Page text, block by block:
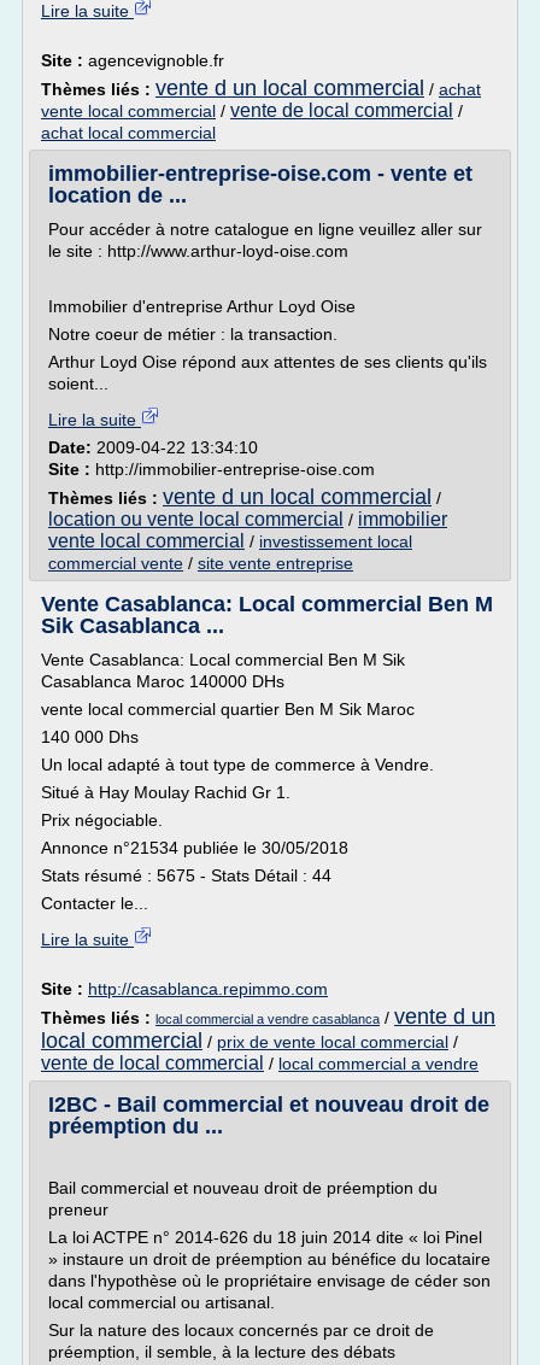
Lire la suite
Site : agencevignoble.fr
Thèmes liés : vente d un local commercial / achat
vente local commercial / vente de local commercial /
achat local commercial
immobilier-entreprise-oise.com - vente et
location de ...
Pour accéder à notre catalogue en ligne veuillez aller sur
le site : http://www.arthur-loyd-oise.com
Immobilier d'entreprise Arthur Loyd Oise
Notre coeur de métier : la transaction.
Arthur Loyd Oise répond aux attentes de ses clients qu'ils
soient...
Lire la suite
Date: 2009-04-22 13:34:10
Site : http://immobilier-entreprise-oise.com
Thèmes liés : vente d un local commercial /
location ou vente local commercial / immobilier
vente local commercial / investissement local
commercial vente / site vente entreprise
Vente Casablanca: Local commercial Ben M
Sik Casablanca ...
Vente Casablanca: Local commercial Ben M Sik
Casablanca Maroc 140000 DHs
vente local commercial quartier Ben M Sik Maroc
140 000 Dhs
Un local adapté à tout type de commerce à Vendre.
Situé à Hay Moulay Rachid Gr 1.
Prix négociable.
Annonce n°21534 publiée le 30/05/2018
Stats résumé : 5675 - Stats Détail : 44
Contacter le...
Lire la suite
Site : http://casablanca.repimmo.com
Thèmes liés : local commercial a vendre casablanca / vente d un
local commercial / prix de vente local commercial /
vente de local commercial / local commercial a vendre
I2BC - Bail commercial et nouveau droit de
préemption du ...
Bail commercial et nouveau droit de préemption du
preneur
La loi ACTPE n° 2014-626 du 18 juin 2014 dite « loi Pinel
» instaure un droit de préemption au bénéfice du locataire
dans l'hypothèse où le propriétaire envisage de céder son
local commercial ou artisanal.
Sur la nature des locaux concernés par ce droit de
préemption, il semble, à la lecture des débats